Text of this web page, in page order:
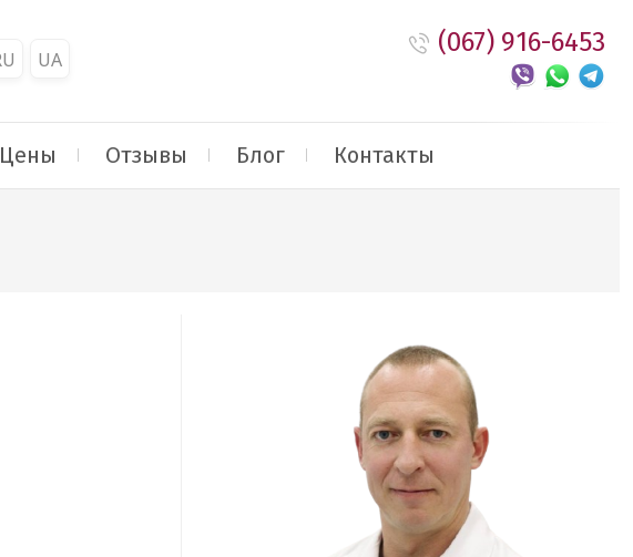
UA
(067) 916-6453
Цены Отзывы Блог Контакты